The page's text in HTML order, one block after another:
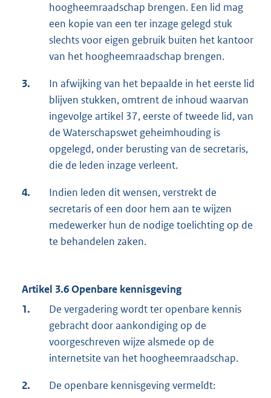
hoogheemraadschap brengen. Een lid mag
een kopie van een ter inzage gelegd stuk
slechts voor eigen gebruik buiten het kantoor
van het hoogheemraadschap brengen.
3.
In afwijking van het bepaalde in het eerste lid
blijven stukken, omtrent de inhoud waarvan
ingevolge artikel 37, eerste of tweede lid, van
de Waterschapswet geheimhouding is
opgelegd, onder berusting van de secretaris,
die de leden inzage verleent.
4.
Indien leden dit wensen, verstrekt de
secretaris of een door hem aan te wijzen
medewerker hun de nodige toelichting op de
te behandelen zaken.
Artikel 3.6 Openbare kennisgeving
1.
De vergadering wordt ter openbare kennis
gebracht door aankondiging op de
voorgeschreven wijze alsmede op de
internetsite van het hoogheemraadschap.
2. De openbare kennisgeving vermeldt: